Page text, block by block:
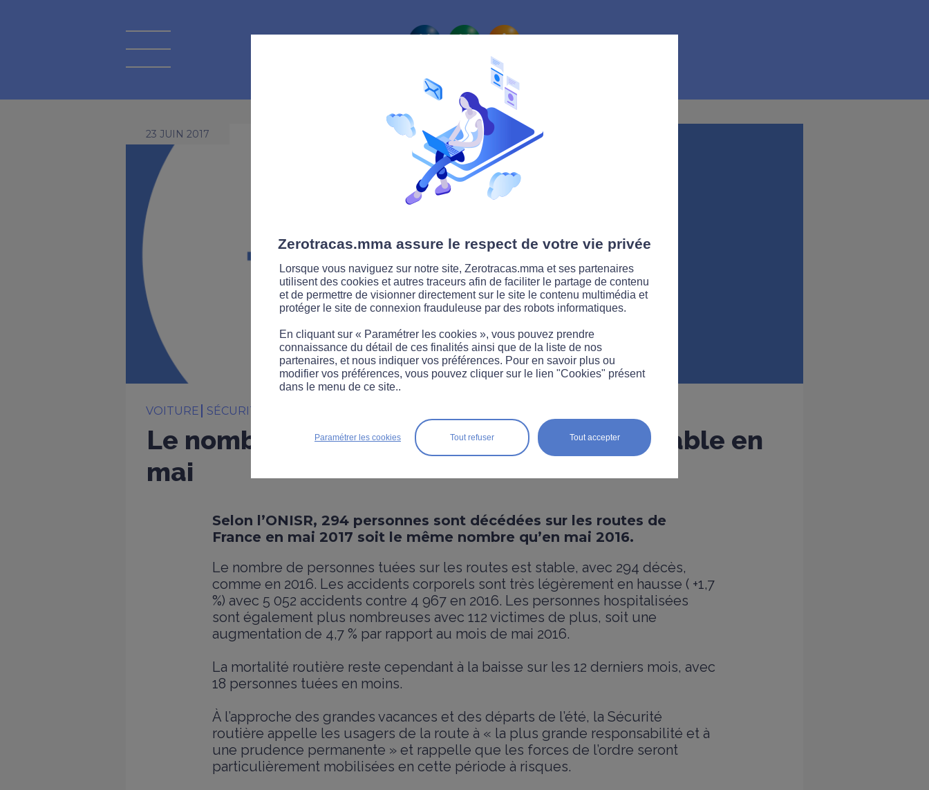
La route Zérotracas
23 JUIN 2017
VOITURE SÉCURITÉ ROUTIÈRE
Le nombre de tués sur les routes reste stable en
mai
Selon l’ONISR, 294 personnes sont décédées sur les routes de
France en mai 2017 soit le même nombre qu’en mai 2016.
Le nombre de personnes tuées sur les routes est stable, avec 294 décès,
comme en 2016. Les accidents corporels sont très légèrement en hausse ( +1,7
%) avec 5 052 accidents contre 4 967 en 2016. Les personnes hospitalisées
sont également plus nombreuses avec 112 victimes de plus, soit une
augmentation de 4,7 % par rapport au mois de mai 2016.
La mortalité routière reste cependant à la baisse sur les 12 derniers mois, avec
18 personnes tuées en moins.
À l’approche des grandes vacances et des départs de l’été, la Sécurité
routière appelle les usagers de la route à « la plus grande responsabilité et à
une prudence permanente » et rappelle que les forces de l’ordre seront
particulièrement mobilisées en cette période à risques.
Zerotracas.mma assure le respect de votre vie privée
Lorsque vous naviguez sur notre site, Zerotracas.mma et ses partenaires
utilisent des cookies et autres traceurs afin de faciliter le partage de contenu
et de permettre de visionner directement sur le site le contenu multimédia et
protéger le site de connexion frauduleuse par des robots informatiques.
En cliquant sur « Paramétrer les cookies », vous pouvez prendre
connaissance du détail de ces finalités ainsi que de la liste de nos
partenaires, et nous indiquer vos préférences. Pour en savoir plus ou
modifier vos préférences, vous pouvez cliquer sur le lien "Cookies" présent
dans le menu de ce site..
Tout accepter
Tout refuser
Paramétrer les cookies